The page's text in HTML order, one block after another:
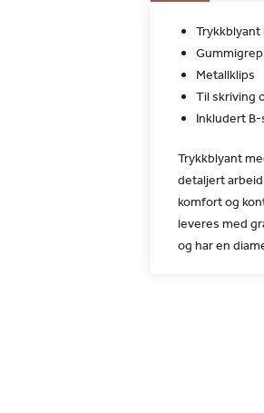
Metallklips
Til skriving
Inkludert
Trykkblyant
detaljert
komfort og
leveres med
og har en